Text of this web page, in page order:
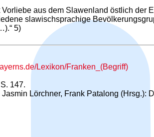
Vorliebe aus dem Slawenland östlich
slawischsprachige
5)
Lexikon/Franken_(Begriff)
147.
Lörchner, Frank Patalong